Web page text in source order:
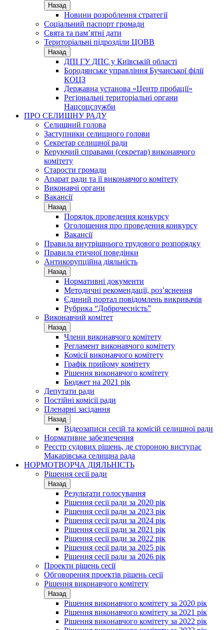
Назад
Новини розроблення стратегії
Соціальний паспорт громади
Свята та пам’ятні дати
Територіальні підрозділи ЦОВВ
Назад
ДПІ ГУ ДПС у Київській області
Бородянське управління Бучанської філії
КОЦЗ
Державна установа «Центр пробації»
Регіональні територіальні органи
Нацсоцслужби
ПРО СЕЛИЩНУ РАДУ
Селищний голова
Заступники селищного голови
Секретар селищної ради
Керуючий справами (секретар) виконавчого
комітету
Старости громади
Апарат ради та її виконавчого комітету
Виконавчі органи
Вакансії
Назад
Порядок проведення конкурсу
Оголошення про проведення конкурсу
Вакансії
Правила внутрішнього трудового розпорядку
Правила етичної поведінки
Антикорупційна діяльність
Назад
Нормативні документи
Методичні рекомендації, роз’яснення
Єдиний портал повідомлень викривачів
Рубрика “Доброчесність”
Виконавчий комітет
Назад
Члени виконавчого комітету
Регламент виконавчого комітету
Комісії виконавчого комітету
Графік прийому комітету
Рішення виконавчого комітету
Бюджет на 2021 рік
Депутати ради
Постійні комісії ради
Пленарні засідання
Назад
Відеозаписи сесій та комісій селищної ради
Нормативне забезпечення
Реєстр судових рішень, де стороною виступає
Макарівська селищна рада
НОРМОТВОРЧА ДІЯЛЬНІСТЬ
Рішення сесії ради
Назад
Результати голосування
Рішення сесії ради за 2020 рік
Рішення сесії ради за 2023 рік
Рішення сесії ради за 2024 рік
Рішення сесії ради за 2021 рік
Рішення сесії ради за 2022 рік
Рішення сесії ради за 2025 рік
Рішення сесії ради за 2026 рік
Проекти рішень сесії
Обговорення проектів рішень сесії
Рішення виконавчого комітету
Назад
Рішення виконавчого комітету за 2020 рік
Рішення виконавчого комітету за 2021 рік
Рішення виконавчого комітету за 2022 рік